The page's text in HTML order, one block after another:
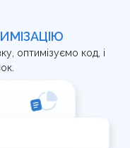
оптимізуємо код, і